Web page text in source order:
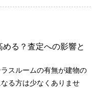
る？査定への影響と
スルームの有無が建物の
る方は少なくありませ